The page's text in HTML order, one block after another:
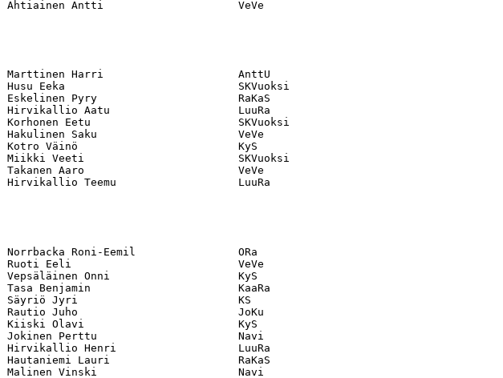
227950   Marttinen Harri                     AnttU
Husu Eeka                           SKVuoksi
195303   Eskelinen Pyry                      RaKaS
501536   Hirvikallio Aatu                    LuuRa
Korhonen Eetu                       SKVuoksi
188575   Hakulinen Saku                      VeVe
91967   Kotro Väinö                         KyS
Miikki Veeti                        SKVuoksi
177221   Takanen Aaro                        VeVe
227011   Norrbacka Roni-Eemil                ORa
180523   Ruoti Eeli                          VeVe
179753   Vepsäläinen Onni                    KyS
152493   Tasa Benjamin                       KaaRa
218694   Säyriö Jyri                         KS
161900   Rautio Juho                         JoKu
194203   Kiiski Olavi                        KyS
208364   Jokinen Perttu                      Navi
205710   Hirvikallio Henri                   LuuRa
216181   Hautaniemi Lauri                    RaKaS
229005   Malinen Vinski                      Navi